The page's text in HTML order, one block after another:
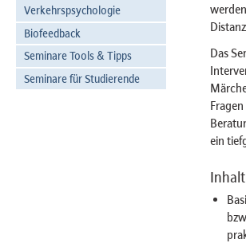
Verkehrspsychologie
Biofeedback
Seminare Tools & Tipps
Seminare für Studierende
Das
ein
Inhalt